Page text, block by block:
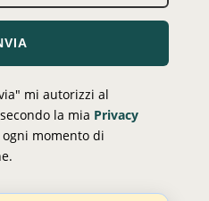
mi autorizzi al
la mia Privacy
momento di